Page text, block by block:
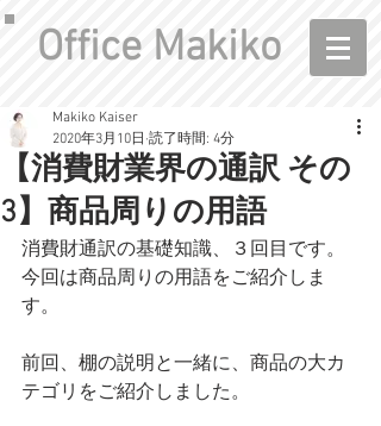
Office Makiko
【消費財業界の通訳 その
3】商品周りの用語
Makiko Kaiser
2020年3月10日 読了時間: 4分
消費財通訳の基礎知識、３回目です。
今回は商品周りの用語をご紹介しま
す。
前回、棚の説明と一緒に、商品の大カ
テゴリをご紹介しました。